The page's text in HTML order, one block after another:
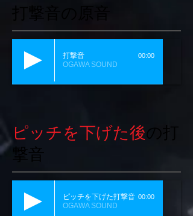
打撃音
OGAWA SOUND
00:00
ピッチを下げた後 の打
撃音
ピッチを下げた打撃音
OGAWA SOUND
00:00